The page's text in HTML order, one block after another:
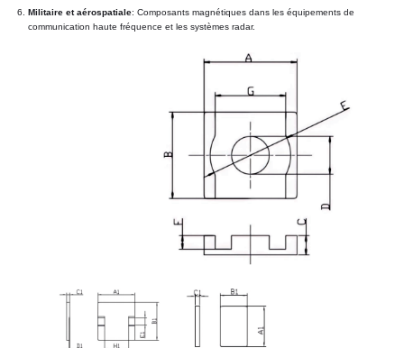
Militaire et aérospatiale: Composants magnétiques dans les équipements de
communication haute fréquence et les systèmes radar.